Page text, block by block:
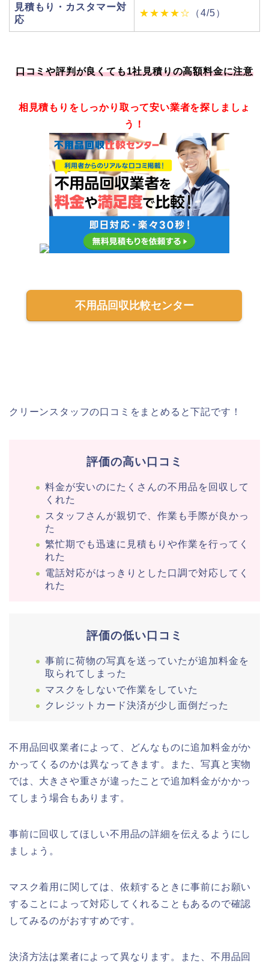
見積もり・カスタマー対
応
★★★★☆ （4/5）
口コミや評判が良くても1社見積りの高額料金に注意
相見積もりをしっかり取って安い業者を探しましょ
う！
不用品回収比較センター
クリーンスタッフの口コミをまとめると下記です！
評価の高い口コミ
料金が安いのにたくさんの不用品を回収して
くれた
スタッフさんが親切で、作業も手際が良かっ
た
繁忙期でも迅速に見積もりや作業を行ってく
れた
電話対応がはっきりとした口調で対応してく
れた
評価の低い口コミ
事前に荷物の写真を送っていたが追加料金を
取られてしまった
マスクをしないで作業をしていた
クレジットカード決済が少し面倒だった
不用品回収業者によって、どんなものに追加料金がか
かってくるのかは異なってきます。また、写真と実物
では、大きさや重さが違ったことで追加料金がかかっ
てしまう場合もあります。
事前に回収してほしい不用品の詳細を伝えるようにし
ましょう。
マスク着用に関しては、依頼するときに事前にお願い
することによって対応してくれることもあるので確認
してみるのがおすすめです。
決済方法は業者によって異なります。また、不用品回